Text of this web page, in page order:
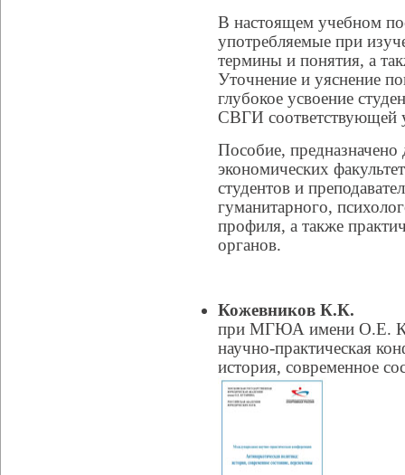
В настоящем учебном
употребляемые при
термины и понятия, а
Уточнение и уяснение
глубокое усвоение
СВГИ соответствующей
Пособие,
экономических
студентов и
гуманитарного,
профиля, а также
органов.
Кожевников К.К.
при МГЮА имени О.Е.
научно-практическая
история, современное